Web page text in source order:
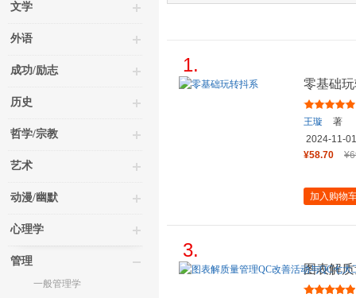
文学
外语
成功/励志
历史
哲学/宗教
艺术
动漫/幽默
心理学
管理
一般管理学
1.
零基础
王璇
著
2024-11-01
¥58.70
加入购物
3.
图表解
具应用 [